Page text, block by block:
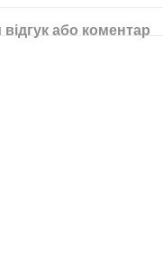
або коментар